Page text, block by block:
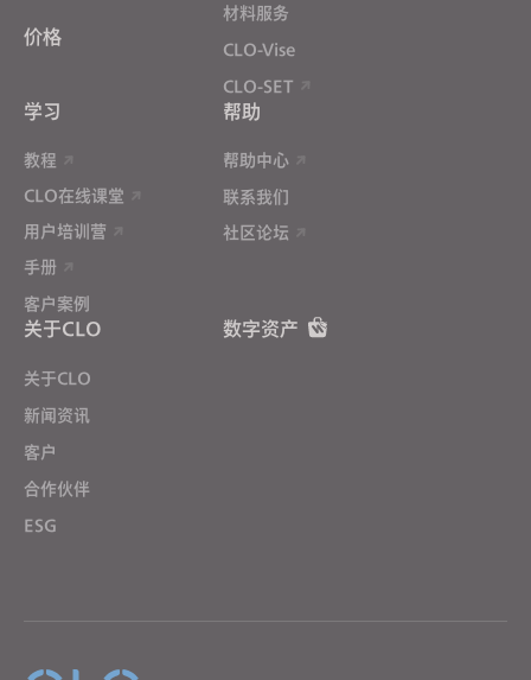
价格
材料服务
CLO-Vise
CLO-SET
学习
教程
CLO在线课堂
用户培训营
手册
客户案例
帮助
帮助中心
联系我们
社区论坛
关于CLO
关于CLO
新闻资讯
客户
合作伙伴
ESG
数字资产